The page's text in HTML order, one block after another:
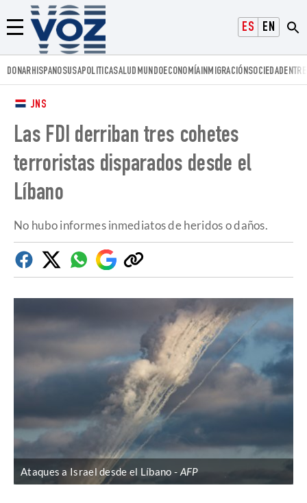
ESPAÑOLENGLISH
Menú
Voz.us
DONARHISPANOSUSAPOLITICASALUD MUNDOECONOMÍAINMIGRACIÓNSOCIEDAD
JNS
Las FDI derriban tres cohetes
terroristas disparados desde el
Líbano
No hubo informes inmediatos de heridos o daños.
FacebookTwitterWhatsapp
Google
Discover
Copiar
enlace
Ataques a Israel desde el Líbano AFP